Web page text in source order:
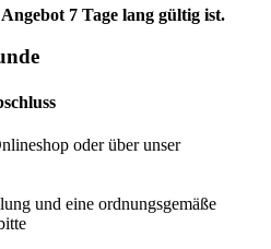
7 Tage lang gültig ist.
oder über unser
und eine ordnungsgemäße